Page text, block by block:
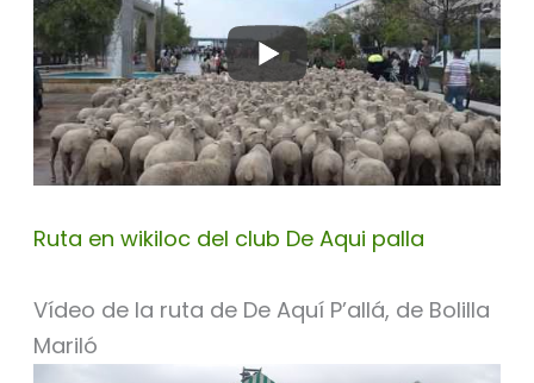
Ruta en wikiloc del club De Aqui palla
Vídeo de la ruta de De Aquí P’allá, de Bolilla
Mariló